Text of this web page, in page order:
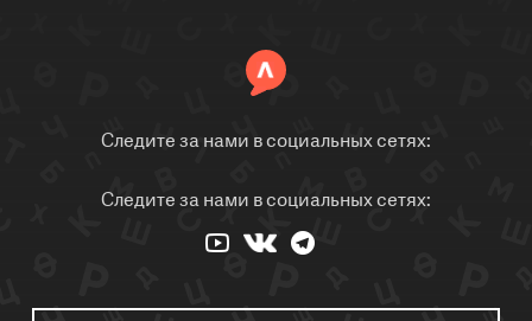
Следите за нами в социальных сетях:
Следите за нами в социальных сетях: